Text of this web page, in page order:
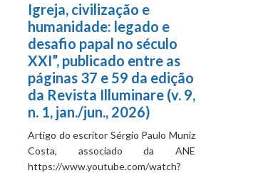
Igreja, civilização e
humanidade: legado e
desafio papal no século
XXI”, publicado entre as
páginas 37 e 59 da edição
da Revista Illuminare (v. 9,
n. 1, jan./jun., 2026)
Artigo do escritor Sérgio Paulo Muniz
Costa, associado da ANE
https://www.youtube.com/watch?